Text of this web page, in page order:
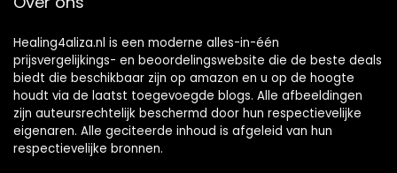
Healing4aliza.nl is een moderne alles-in-één
prijsvergelijkings- en beoordelingswebsite die de beste deals
biedt die beschikbaar zijn op amazon en u op de hoogte
houdt via de laatst toegevoegde blogs. Alle afbeeldingen
zijn auteursrechtelijk beschermd door hun respectievelijke
eigenaren. Alle geciteerde inhoud is afgeleid van hun
respectievelijke bronnen.